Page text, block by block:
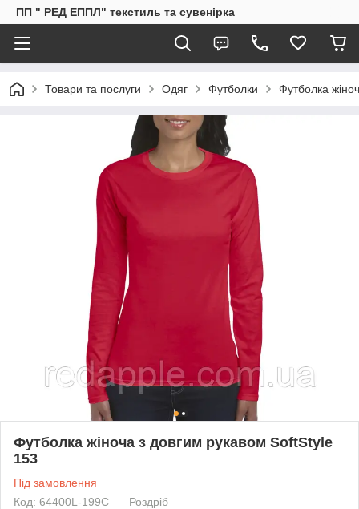
ПП " РЕД ЕППЛ" текстиль та сувенірка
Товари та послуги Одяг Футболки Футболка
Футболка жіноча з довгим рукавом SoftStyle
153
Під замовлення
Код: 64400L-199C
Роздріб